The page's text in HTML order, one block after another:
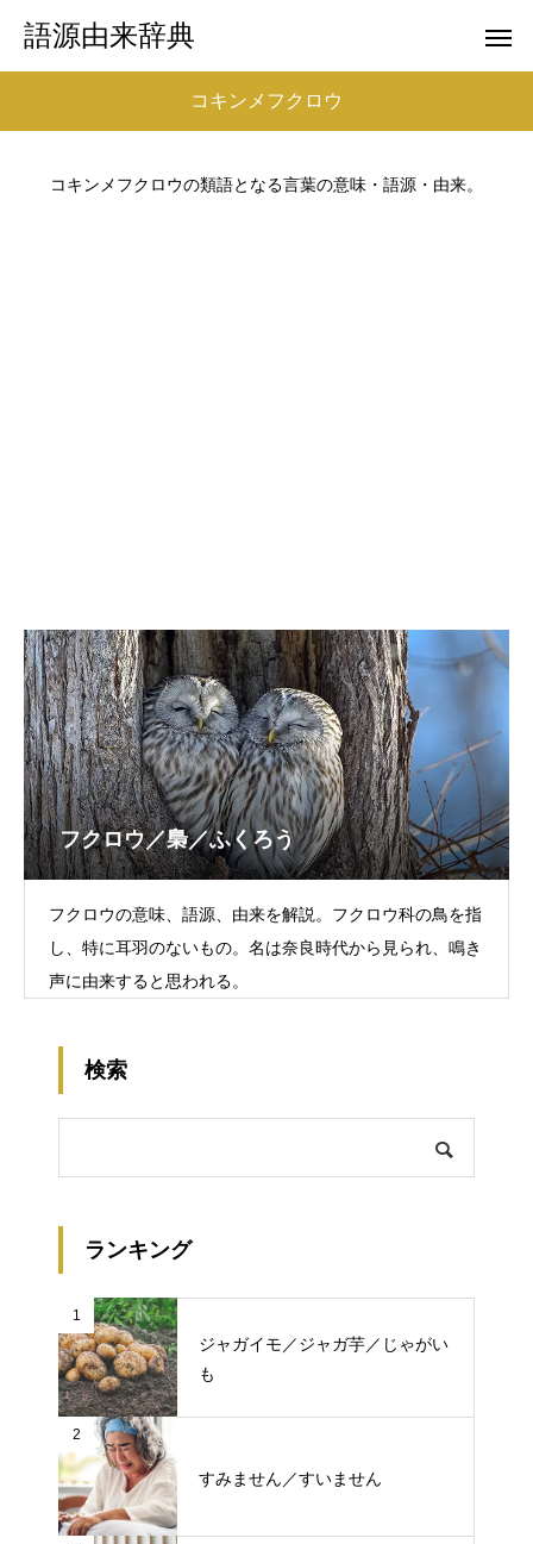
語源由来辞典
コキンメフクロウ
コキンメフクロウの類語となる言葉の意味・語源・由来。
フクロウ／梟／ふくろう
フクロウの意味、語源、由来を解説。フクロウ科の鳥を指
し、特に耳羽のないもの。名は奈良時代から見られ、鳴き
声に由来すると思われる。
検索
ランキング
1
ジャガイモ／ジャガ芋／じゃがい
も
2
すみません／すいません